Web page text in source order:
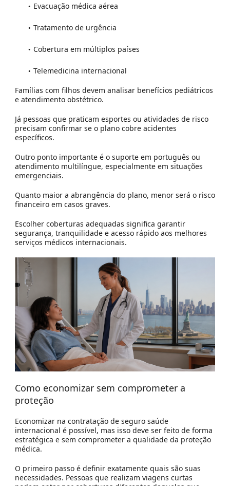
Evacuação médica aérea
Tratamento de urgência
Cobertura em múltiplos países
Telemedicina internacional
Famílias com filhos devem analisar benefícios pediátricos
e atendimento obstétrico.
Já pessoas que praticam esportes ou atividades de risco
precisam confirmar se o plano cobre acidentes
específicos.
Outro ponto importante é o suporte em português ou
atendimento multilíngue, especialmente em situações
emergenciais.
Quanto maior a abrangência do plano, menor será o risco
financeiro em casos graves.
Escolher coberturas adequadas significa garantir
segurança, tranquilidade e acesso rápido aos melhores
serviços médicos internacionais.
Como economizar sem comprometer a
proteção
Economizar na contratação de seguro saúde
internacional é possível, mas isso deve ser feito de forma
estratégica e sem comprometer a qualidade da proteção
médica.
O primeiro passo é definir exatamente quais são suas
necessidades. Pessoas que realizam viagens curtas